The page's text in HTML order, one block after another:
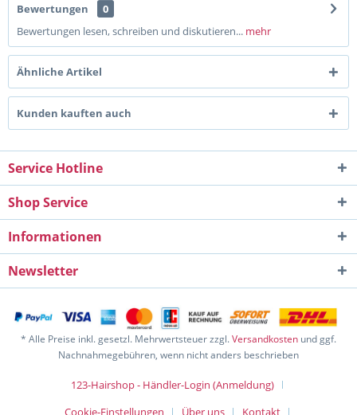
Bewertungen
0
Bewertungen lesen, schreiben und diskutieren... mehr
Ähnliche Artikel
Kunden kauften auch
Service Hotline
Shop Service
Informationen
Newsletter
* Alle Preise inkl. gesetzl. Mehrwertsteuer zzgl.Versandkosten und ggf.
Nachnahmegebühren, wenn nicht anders beschrieben
123-Hairshop - Händler-Login (Anmeldung)
Cookie-Einstellungen
Über uns Kontakt